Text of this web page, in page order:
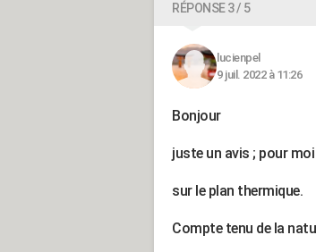
RÉPONSE 3 / 5
lucienpel
9 juil. 2022 à 11:26
Bonjour
juste un avis ; pour
sur le plan thermique.
Compte tenu de la